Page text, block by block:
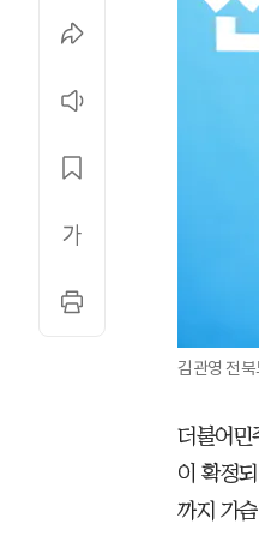
김관영 전
더불어민
이 확정
까지 가